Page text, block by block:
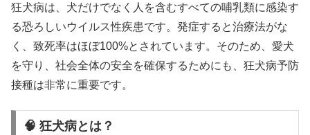
狂犬病は、犬だけでなく人を含むすべての哺乳類に感染す
る恐ろしいウイルス性疾患です。​発症すると治療法がな
く、致死率はほぼ100%とされています。​そのため、愛犬
を守り、社会全体の安全を確保するためにも、狂犬病予防
接種は非常に重要です。​
🧠 狂犬病とは？